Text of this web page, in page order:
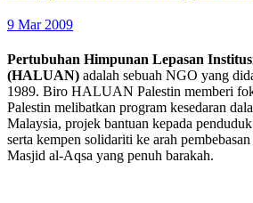
9 Mar 2009
Pertubuhan Himpunan Lepasan
(HALUAN) adalah sebuah NGO yang
1989. Biro HALUAN Palestin memberi
Palestin melibatkan program kesedaran
Malaysia, projek bantuan kepada
serta kempen solidariti ke arah
Masjid al-Aqsa yang penuh barakah.